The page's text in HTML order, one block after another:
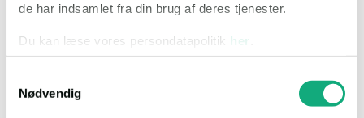
de har indsamlet fra din brug af deres tjenester.
Du kan læse vores persondatapolitik her
Nødvendig
Link til ejendommen